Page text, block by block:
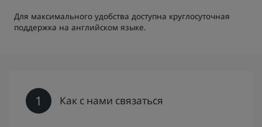
Для максимального удобства доступна круглосуточная
поддержка на английском языке.
1 Как с нами связаться